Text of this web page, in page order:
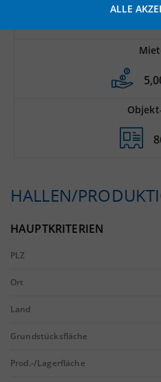
HALLEN/
HAUPTKRITERIEN
PLZ
Ort
Land
Grundstücksfläche
Prod.-/Lagerfläche
ALLE